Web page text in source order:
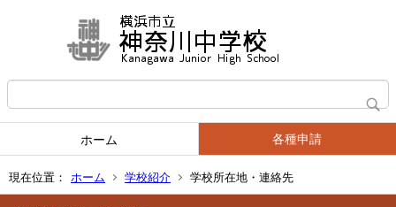
ホーム 各種申請
現在位置： ホーム 学校紹介 学校所在地・連絡先